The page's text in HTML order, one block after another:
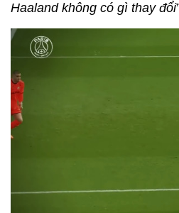
Haaland không có gì thay đổi